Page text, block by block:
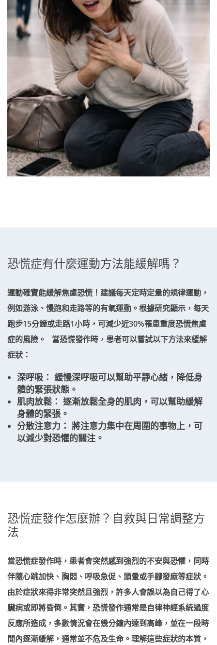
恐慌症有什麼運動方法能緩解嗎？
運動確實能緩解焦慮恐慌！建議每天定時定量的規律運動，
例如游泳、慢跑和走路等的有氧運動。根據研究顯示，每天
跑步15分鐘或走路1小時，可減少近30%罹患重度恐慌焦慮
症的風險。 當恐慌發作時，患者可以嘗試以下方法來緩解
症狀：
深呼吸： 緩慢深呼吸可以幫助平靜心緒，降低身
體的緊張狀態。
肌肉放鬆： 逐漸放鬆全身的肌肉，可以幫助緩解
身體的緊張。
分散注意力： 將注意力集中在周圍的事物上，可
以減少對恐懼的關注。
恐慌症發作怎麼辦？自救與日常調整方
法
當恐慌症發作時，患者會突然感到強烈的不安與恐懼，同時
伴隨心跳加快、胸悶、呼吸急促、頭暈或手腳發麻等症狀。
由於症狀來得非常突然且強烈，許多人會誤以為自己得了心
臟病或即將昏倒。其實，恐慌發作通常是自律神經系統過度
反應所造成，多數情況會在幾分鐘內達到高峰，並在一段時
間內逐漸緩解，通常並不危及生命。理解這些症狀的本質，